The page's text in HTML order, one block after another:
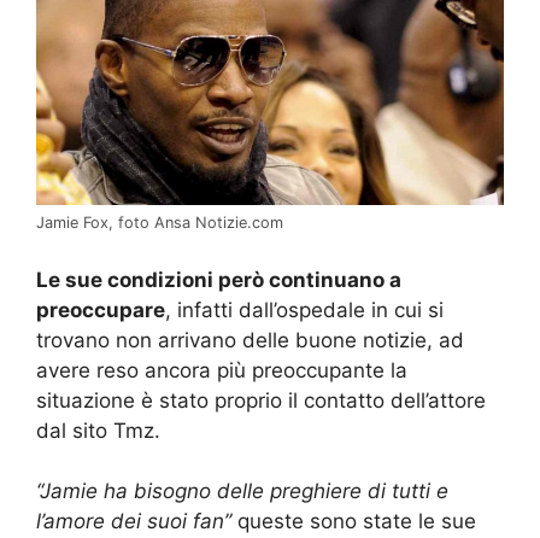
Jamie Fox, foto Ansa Notizie.com
Le sue condizioni però continuano a
preoccupare, infatti dall’ospedale in cui si
trovano non arrivano delle buone notizie, ad
avere reso ancora più preoccupante la
situazione è stato proprio il contatto dell’attore
dal sito Tmz.
“Jamie ha bisogno delle preghiere di tutti e
l’amore dei suoi fan”queste sono state le sue